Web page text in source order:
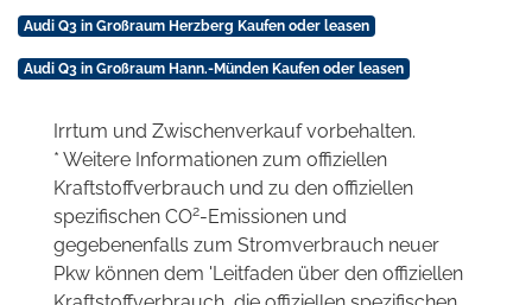
Audi Q3 in Großraum Herzberg Kaufen oder leasen
Audi Q3 in Großraum Hann.-Münden Kaufen oder leasen
Irrtum und Zwischenverkauf vorbehalten.
* Weitere Informationen zum offiziellen
Kraftstoffverbrauch und zu den offiziellen
spezifischen CO2-Emissionen und
gegebenenfalls zum Stromverbrauch neuer
Pkw können dem 'Leitfaden über den offiziellen